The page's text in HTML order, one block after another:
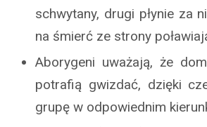
schwytany, drugi płynie za
na śmierć ze strony
Aborygeni uważają, że
potrafią gwizdać, dzięki
grupę w odpowiednim